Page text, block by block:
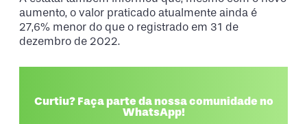
aumento, o valor praticado atualmente ainda é
27,6% menor do que o registrado em 31 de
dezembro de 2022.
Curtiu? Faça parte da nossa comunidade no
WhatsApp!